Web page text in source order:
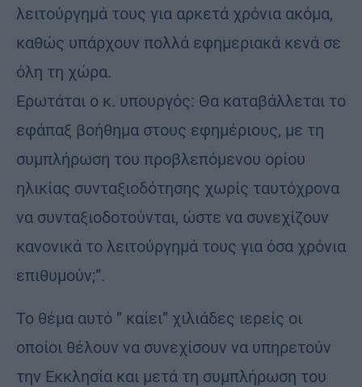
λειτούργημά τους για αρκετά χρόνια ακόμα,
καθώς υπάρχουν πολλά εφημεριακά κενά σε
όλη τη χώρα.
Ερωτάται ο κ. υπουργός: Θα καταβάλλεται το
εφάπαξ βοήθημα στους εφημέριους, με τη
συμπλήρωση του προβλεπόμενου ορίου
ηλικίας συνταξιοδότησης χωρίς ταυτόχρονα
να συνταξιοδοτούνται, ώστε να συνεχίζουν
κανονικά το λειτούργημά τους για όσα χρόνια
επιθυμούν;”.
Το θέμα αυτό ” καίει” χιλιάδες ιερείς οι
οποίοι θέλουν να συνεχίσουν να υπηρετούν
την Εκκλησία και μετά τη συμπλήρωση του